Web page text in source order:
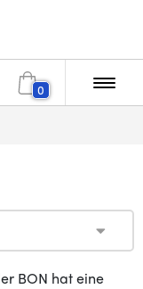
0
BON hat eine